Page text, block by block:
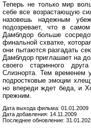
Теперь не только мир
себе все возрастающую
назовешь надежным
подозревает, что в
Дамблдор больше
финальной схватке,
они пытаются разгадать
Дамблдор приглашает на
своего старинного
Слизнорта. Тем временем
подростковые эмоции
но впереди ждет беда, и
прежним.
Дата выхода фильма: 01.01.2009
Дата добавления: 14.11.2009
Последнее обновление: